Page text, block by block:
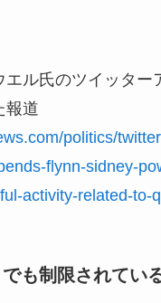
ル氏のツイッター
報道
politics/
flynn-sidney-
activity-related-to-
も制限されてい